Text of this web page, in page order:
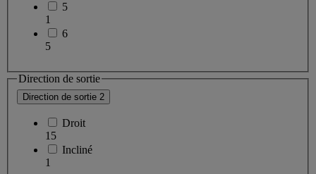
5
1
6
5
Direction de sortie
Direction de sortie 2
Droit
15
Incliné
1